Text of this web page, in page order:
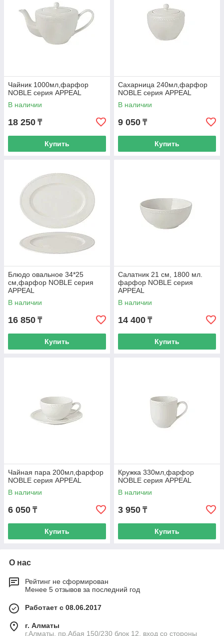
Чайник 1000мл,фарфор
NOBLE серия APPEAL
В наличии
18 250 ₸
Купить
Сахарница 240мл,фарфор
NOBLE серия APPEAL
В наличии
9 050 ₸
Купить
Блюдо овальное 34*25
см,фарфор NOBLE серия
APPEAL
В наличии
16 850 ₸
Купить
Салатник 21 см, 1800 мл.
фарфор NOBLE серия
APPEAL
В наличии
14 400 ₸
Купить
Чайная пара 200мл,фарфор
NOBLE серия APPEAL
В наличии
6 050 ₸
Купить
Кружка 330мл,фарфор
NOBLE серия APPEAL
В наличии
3 950 ₸
Купить
О нас
Рейтинг не сформирован
Менее 5 отзывов за последний год
Работает с 08.06.2017
г. Алматы
г.Алматы, пр.Абая 150/230 блок 12, вход со стороны